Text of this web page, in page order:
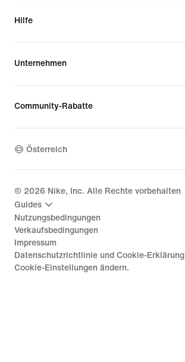
Hilfe
Unternehmen
Community-Rabatte
Österreich
© 2026 Nike, Inc. Alle Rechte vorbehalten
Guides
Nutzungsbedingungen
Verkaufsbedingungen
Impressum
Datenschutzrichtlinie und Cookie-Erklärung
Cookie-Einstellungen ändern.